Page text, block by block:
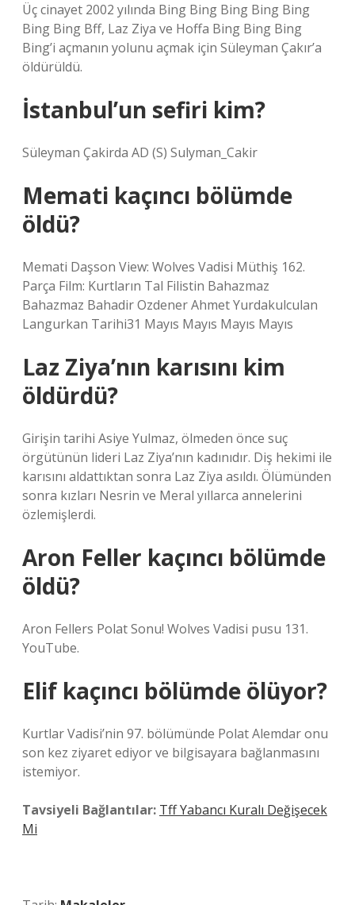
Üç cinayet 2002 yılında Bing Bing Bing Bing Bing
Bing Bing Bff, Laz Ziya ve Hoffa Bing Bing Bing
Bing’i açmanın yolunu açmak için Süleyman Çakır’a
öldürüldü.
İstanbul’un sefiri kim?
Süleyman Çakirda AD (S) Sulyman_Cakir
Memati kaçıncı bölümde
öldü?
Memati Daşson View: Wolves Vadisi Müthiş 162.
Parça Film: Kurtların Tal Filistin Bahazmaz
Bahazmaz Bahadir Ozdener Ahmet Yurdakulculan
Langurkan Tarihi31 Mayıs Mayıs Mayıs Mayıs
Laz Ziya’nın karısını kim
öldürdü?
Girişin tarihi Asiye Yulmaz, ölmeden önce suç
örgütünün lideri Laz Ziya’nın kadınıdır. Diş hekimi ile
karısını aldattıktan sonra Laz Ziya asıldı. Ölümünden
sonra kızları Nesrin ve Meral yıllarca annelerini
özlemişlerdi.
Aron Feller kaçıncı bölümde
öldü?
Aron Fellers Polat Sonu! Wolves Vadisi pusu 131.
YouTube.
Elif kaçıncı bölümde ölüyor?
Kurtlar Vadisi’nin 97. bölümünde Polat Alemdar onu
son kez ziyaret ediyor ve bilgisayara bağlanmasını
istemiyor.
Tavsiyeli Bağlantılar: Tff Yabancı Kuralı Değişecek
Mi